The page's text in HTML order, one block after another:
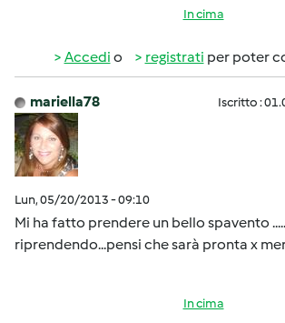
In cima
Accedi o registrati per poter
mariella78 Iscritto :
Lun, 05/20/2013 - 09:10
Mi ha fatto prendere un bello spavento
riprendendo...pensi che sarà pronta x
In cima